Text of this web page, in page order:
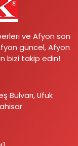
ve Afyon son
güncel, Afyon
bizi takip edin!
Bulvarı, Ufuk